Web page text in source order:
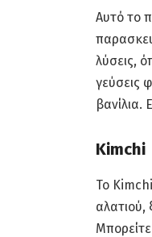
Αυτό το
λύσεις,
γεύσεις
βανίλια.
Kimchi
Το
αλατιού,